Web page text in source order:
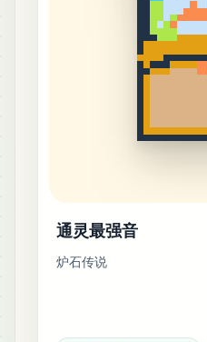
通灵最强音
炉石传说